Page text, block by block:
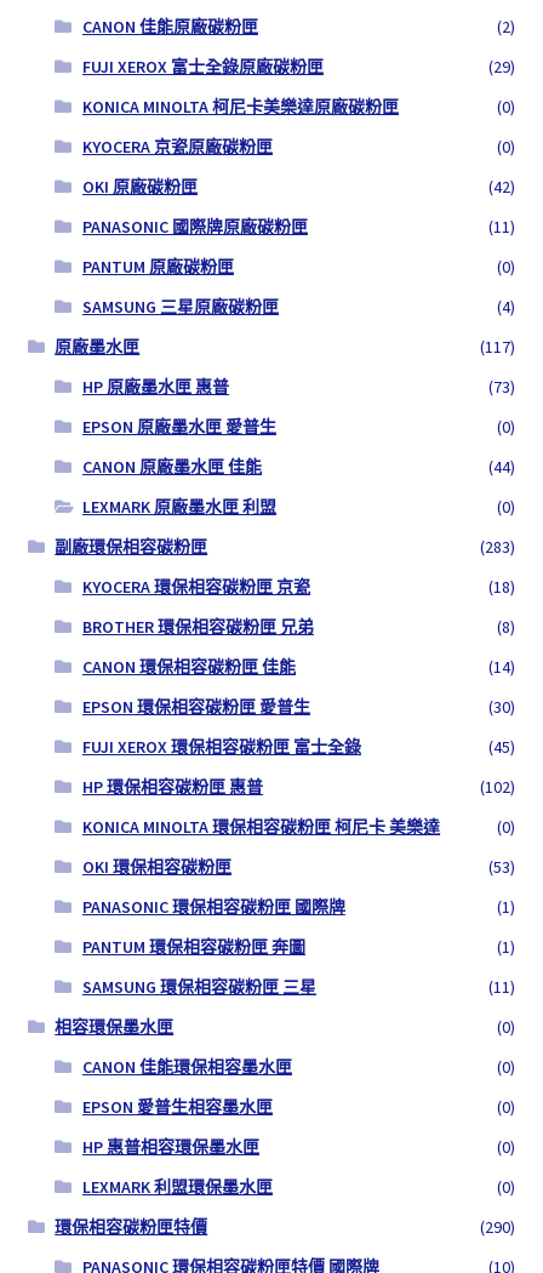
CANON 佳能原廠碳粉匣
(2)
FUJI XEROX 富士全錄原廠碳粉匣
(29)
KONICA MINOLTA 柯尼卡美樂達原廠碳粉匣
(0)
KYOCERA 京瓷原廠碳粉匣
(0)
OKI 原廠碳粉匣
(42)
PANASONIC 國際牌原廠碳粉匣
(11)
PANTUM 原廠碳粉匣
(0)
SAMSUNG 三星原廠碳粉匣
(4)
原廠墨水匣
(117)
HP 原廠墨水匣 惠普
(73)
EPSON 原廠墨水匣 愛普生
(0)
CANON 原廠墨水匣 佳能
(44)
LEXMARK 原廠墨水匣 利盟
(0)
副廠環保相容碳粉匣
(283)
KYOCERA 環保相容碳粉匣 京瓷
(18)
BROTHER 環保相容碳粉匣 兄弟
(8)
CANON 環保相容碳粉匣 佳能
(14)
EPSON 環保相容碳粉匣 愛普生
(30)
FUJI XEROX 環保相容碳粉匣 富士全錄
(45)
HP 環保相容碳粉匣 惠普
(102)
KONICA MINOLTA 環保相容碳粉匣 柯尼卡 美樂達
(0)
OKI 環保相容碳粉匣
(53)
PANASONIC 環保相容碳粉匣 國際牌
(1)
PANTUM 環保相容碳粉匣 奔圖
(1)
SAMSUNG 環保相容碳粉匣 三星
(11)
相容環保墨水匣
(0)
CANON 佳能環保相容墨水匣
(0)
EPSON 愛普生相容墨水匣
(0)
HP 惠普相容環保墨水匣
(0)
LEXMARK 利盟環保墨水匣
(0)
環保相容碳粉匣特價
(290)
PANASONIC 環保相容碳粉匣特價 國際牌
(10)